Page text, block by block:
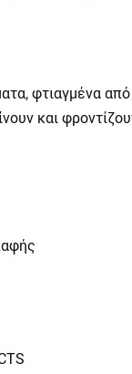
φτιαγμένα
και